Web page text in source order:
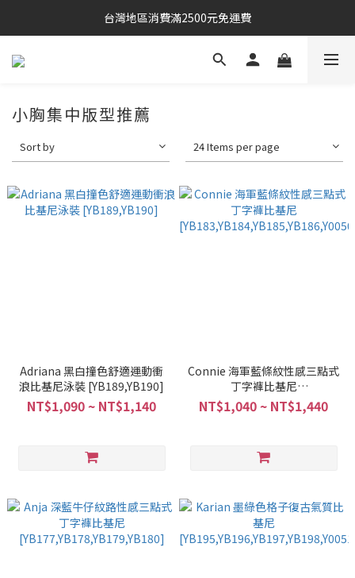
台灣地區消費滿2500元免運費
小胸集中版型推薦
Sort by 24 Items per page
Adriana 黑白撞色舒適運動衝
浪比基尼泳裝 [YB189,YB190]
NT$1,090 ~ NT$1,140
Connie 海軍藍條紋性感三點式
丁字褲比基尼
NT$1,040 ~ NT$1,440